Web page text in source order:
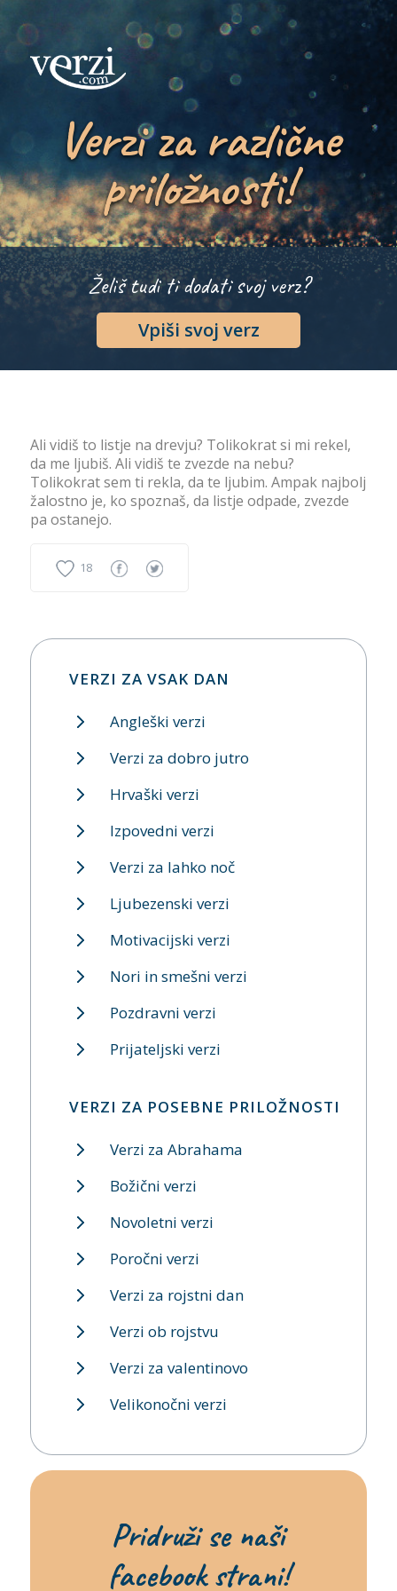
Verzi za različne
priložnosti!
Želiš tudi ti dodati svoj verz?
Vpiši svoj verz
Ali vidiš to listje na drevju? Tolikokrat si mi rekel,
da me ljubiš. Ali vidiš te zvezde na nebu?
Tolikokrat sem ti rekla, da te ljubim. Ampak najbolj
žalostno je, ko spoznaš, da listje odpade, zvezde
pa ostanejo.
18
VERZI ZA VSAK DAN
Angleški verzi
Verzi za dobro jutro
Hrvaški verzi
Izpovedni verzi
Verzi za lahko noč
Ljubezenski verzi
Motivacijski verzi
Nori in smešni verzi
Pozdravni verzi
Prijateljski verzi
VERZI ZA POSEBNE PRILOŽNOSTI
Verzi za Abrahama
Božični verzi
Novoletni verzi
Poročni verzi
Verzi za rojstni dan
Verzi ob rojstvu
Verzi za valentinovo
Velikonočni verzi
Pridruži se naši
facebook strani!